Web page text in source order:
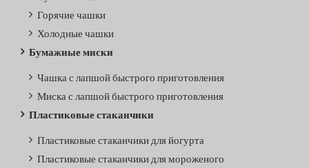
Горячие чашки
Холодные чашки
Бумажные миски
Чашка с лапшой быстрого приготовления
Миска с лапшой быстрого приготовления
Пластиковые стаканчики
Пластиковые стаканчики для йогурта
Пластиковые стаканчики для мороженого